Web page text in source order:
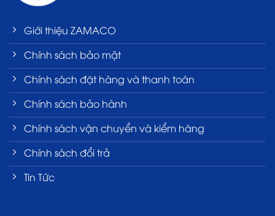
Giới thiệu ZAMACO
Chính sách bảo mật
Chính sách đặt hàng và thanh toán
Chính sách bảo hành
Chính sách vận chuyển và kiểm hàng
Chính sách đổi trả
Tin Tức